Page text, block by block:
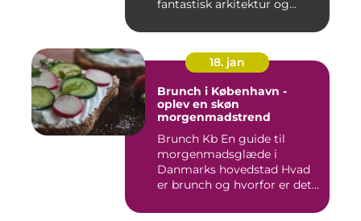
fantastisk arkitektur og...
18. jan
Brunch i København -
oplev en skøn
morgenmadstrend
Brunch Kb En guide til
morgenmadsglæde i
Danmarks hovedstad Hvad
er brunch og hvorfor er det